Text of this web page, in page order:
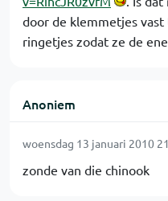
door de klemmetjes
ringetjes zodat ze de
Anoniem
woensdag 13 januari 2010
zonde van die chinook